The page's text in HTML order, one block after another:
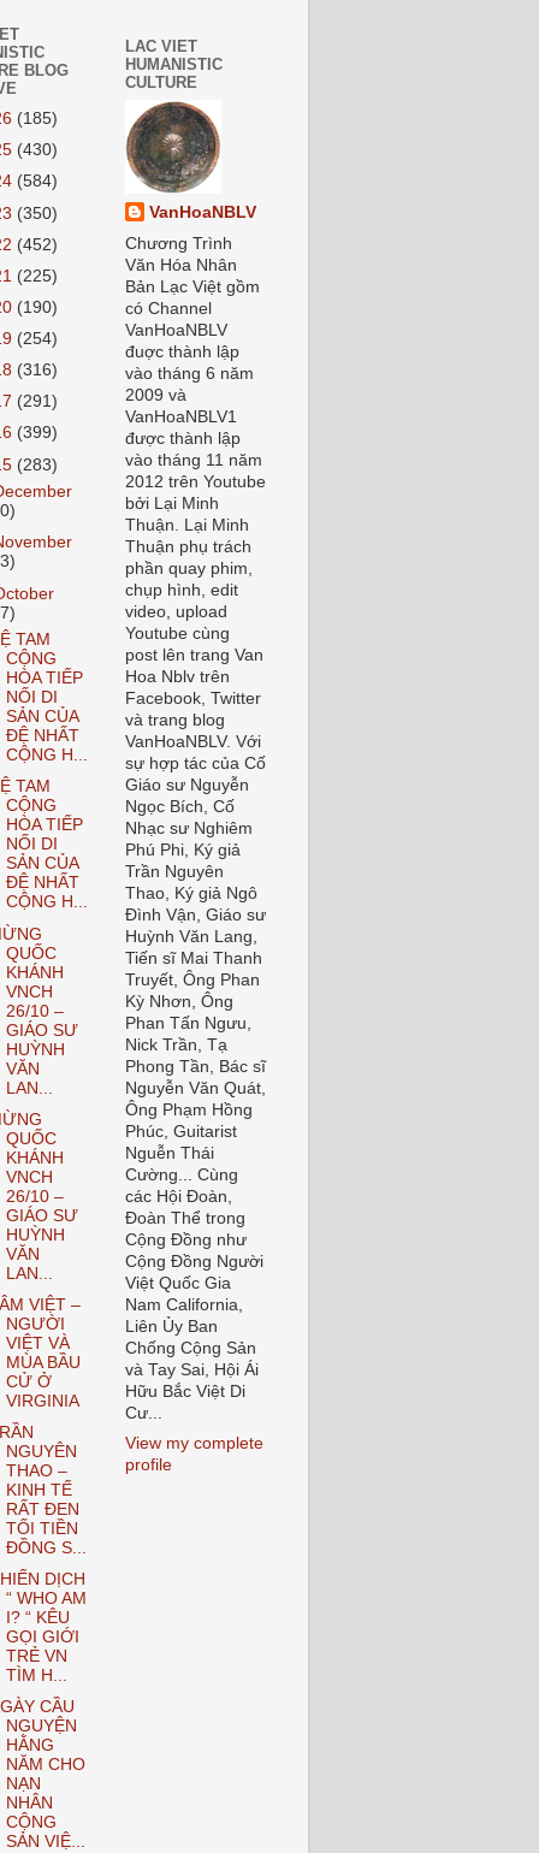
BLOG
(185)
(430)
(584)
(350)
(452)
(225)
(190)
(254)
(316)
(291)
(399)
(283)
TAM
CỘNG
HÒA TIẾP
NỐI DI
SẢN CỦA
ĐỆ NHẤT
CỘNG H...
TAM
CỘNG
HÒA TIẾP
NỐI DI
SẢN CỦA
ĐỆ NHẤT
CỘNG H...
QUỐC
KHÁNH
VNCH
26/10 –
GIÁO SƯ
HUỲNH
VĂN
LAN...
QUỐC
KHÁNH
VNCH
26/10 –
GIÁO SƯ
HUỲNH
VĂN
LAN...
VIỆT –
NGƯỜI
VIỆT VÀ
MÙA BẦU
CỬ Ở
VIRGINIA
NGUYÊN
THAO –
KINH TẾ
RẤT ĐEN
TỐI TIỀN
ĐỒNG S...
DỊCH
“ WHO AM
I? “ KÊU
GỌI GIỚI
TRẺ VN
TÌM H...
CẦU
NGUYỆN
HẰNG
NĂM CHO
NẠN
NHÂN
CỘNG
SẢN VIỆ...
LAC VIET
HUMANISTIC
CULTURE
VanHoaNBLV
Chương Trình
Văn Hóa Nhân
Bản Lạc Việt gồm
có Channel
VanHoaNBLV
đuợc thành lập
vào tháng 6 năm
2009 và
VanHoaNBLV1
được thành lập
vào tháng 11 năm
2012 trên Youtube
bởi Lại Minh
Thuận. Lại Minh
Thuận phụ trách
phần quay phim,
chụp hình, edit
video, upload
Youtube cùng
post lên trang Van
Hoa Nblv trên
Facebook, Twitter
và trang blog
VanHoaNBLV. Với
sự hợp tác của Cố
Giáo sư Nguyễn
Ngọc Bích, Cố
Nhạc sư Nghiêm
Phú Phi, Ký giả
Trần Nguyên
Thao, Ký giả Ngô
Đình Vận, Giáo sư
Huỳnh Văn Lang,
Tiến sĩ Mai Thanh
Truyết, Ông Phan
Kỳ Nhơn, Ông
Phan Tấn Ngưu,
Nick Trần, Tạ
Phong Tần, Bác sĩ
Nguyễn Văn Quát,
Ông Phạm Hồng
Phúc, Guitarist
Nguễn Thái
Cường... Cùng
các Hội Đoàn,
Đoàn Thể trong
Cộng Đồng như
Cộng Đồng Người
Việt Quốc Gia
Nam California,
Liên Ủy Ban
Chống Cộng Sản
và Tay Sai, Hội Ái
Hữu Bắc Việt Di
Cư...
View my complete
profile